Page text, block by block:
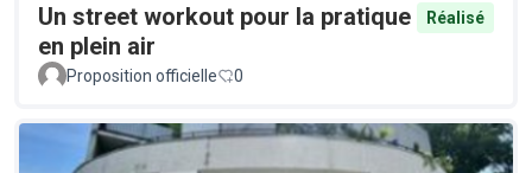
Un street workout pour la pratique
en plein air
Réalisé
Proposition officielle 0